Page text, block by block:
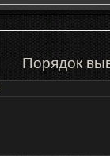
Порядок